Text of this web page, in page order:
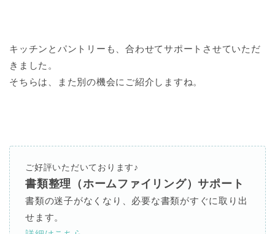
キッチンとパントリーも、合わせてサポートさせていただ
きました。
そちらは、また別の機会にご紹介しますね。
ご好評いただいております♪
書類整理（ホームファイリング）サポート
書類の迷子がなくなり、必要な書類がすぐに取り出
せます。